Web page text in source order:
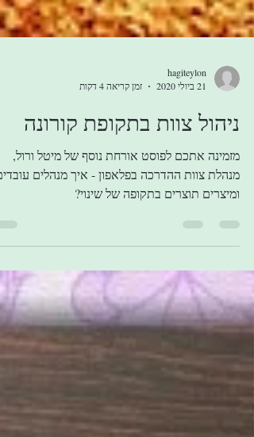
21 ביולי 2020
זמן קריאה 4 דקות
ניהול צוות בתקופת קורונה
מזמינה אתכם לפוסט אורחת נוסף של מיטל ורול,
מנהלת צוות ההדרכה בפלאפון - איך מנהלים
ומיצרים תוצרים בתקופה של שינוי?